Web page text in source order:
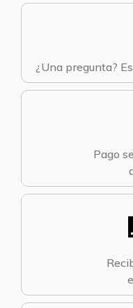
¿Una pregunta?
Pago